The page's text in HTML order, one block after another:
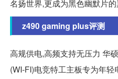
名扬世界,更成为黑色幽默片的
z490 gaming plus评测
高规供电,高频支持无压力 华
(WI-FI)电竞特工主板专为年